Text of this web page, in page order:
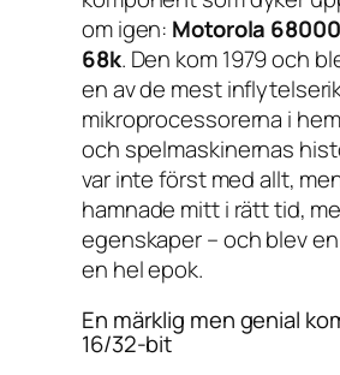
om igen: Motorola 68000
68k. Den kom 1979 och
en av de mest
mikroprocessorerna i
och spelmaskinernas
var inte först med allt,
hamnade mitt i rätt tid,
egenskaper – och blev
en hel epok.
En märklig men genial
16/32-bit